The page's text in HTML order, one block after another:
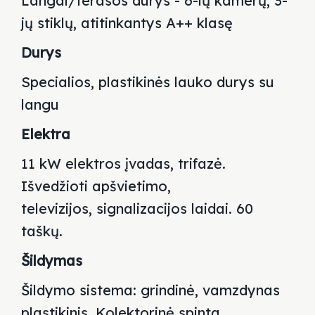
jų stiklų, atitinkantys A++ klasę
Durys
Specialios, plastikinės lauko durys su
langu
Elektra
11 kW elektros įvadas, trifazė.
Išvedžioti apšvietimo,
televizijos, signalizacijos laidai. 60
taškų.
Šildymas
Šildymo sistema: grindinė, vamzdynas